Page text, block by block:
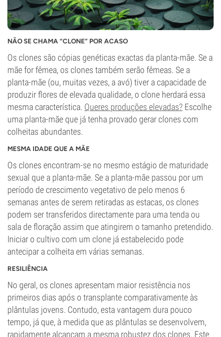
NÃO SE CHAMA “CLONE” POR ACASO
Os clones são cópias genéticas exactas da planta-mãe. Se a
mãe for fêmea, os clones também serão fêmeas. Se a
planta-mãe (ou, muitas vezes, a avó) tiver a capacidade de
produzir flores de elevada qualidade, o clone herdará essa
mesma característica. Queres produções elevadas? Escolhe
uma planta-mãe que já tenha provado gerar clones com
colheitas abundantes.
MESMA IDADE QUE A MÃE
Os clones encontram-se no mesmo estágio de maturidade
sexual que a planta-mãe. Se a planta-mãe passou por um
período de crescimento vegetativo de pelo menos 6
semanas antes de serem retiradas as estacas, os clones
podem ser transferidos directamente para uma tenda ou
sala de floração assim que atingirem o tamanho pretendido.
Iniciar o cultivo com um clone já estabelecido pode
antecipar a colheita em várias semanas.
RESILIÊNCIA
No geral, os clones apresentam maior resistência nos
primeiros dias após o transplante comparativamente às
plântulas jovens. Contudo, esta vantagem dura pouco
tempo, já que, à medida que as plântulas se desenvolvem,
rapidamente alcançam a mesma robustez dos clones. Este